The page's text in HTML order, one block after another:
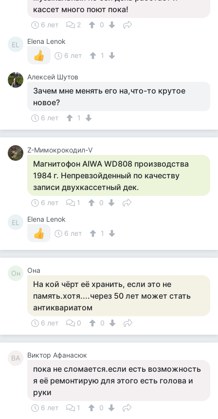
кассет много поют пока!
6 лет 2 0
EL
Elena Lenok
6 лет
1
Алексей Шутов
Зачем мне менять его на,что-то крутое
новое?
6 лет 1
Z-Мимокрокодил-V
Магнитофон AIWA WD808 производства
1984 г. Непревзойденный по качеству
записи двухкассетный дек.
6 лет 1 0
EL
Elena Lenok
6 лет
1
Он Она
На кой чёрт её хранить, если это не
память.хотя....через 50 лет может стать
антиквариатом
6 лет 0 0
ВА Виктор Афанасюк
пока не сломается.если есть возможность
я её ремонтирую для этого есть голова и
руки
6 лет 1 0